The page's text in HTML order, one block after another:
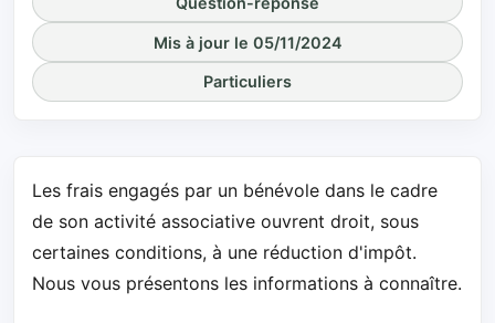
Mis à jour le 05/11/2024
Particuliers
Les frais engagés par un bénévole dans le cadre
de son activité associative ouvrent droit, sous
certaines conditions, à une réduction d'impôt.
Nous vous présentons les informations à connaître.